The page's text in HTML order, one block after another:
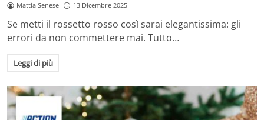
Mattia Senese 13 Dicembre 2025
Se metti il rossetto rosso così sarai elegantissima: gli
errori da non commettere mai. Tutto…
Leggi di più